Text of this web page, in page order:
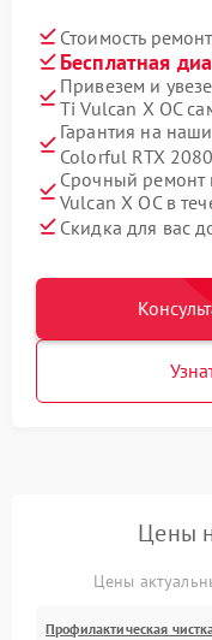
Стоимость
Бесплатная
Привезем и
Ti Vulcan X OC
Гарантия на
Colorful RTX
Срочный ремонт
Vulcan X OC в
Скидка для вас
Цены
Цены
Профилактическая